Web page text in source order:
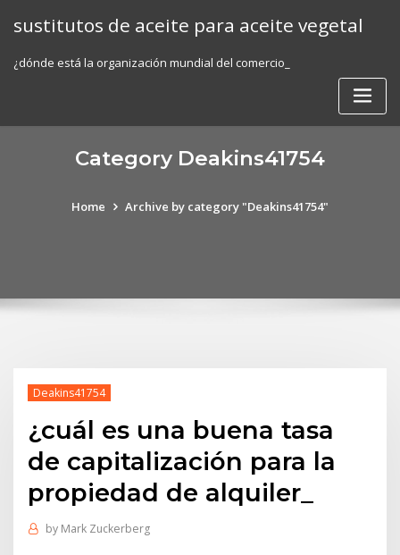
sustitutos de aceite para aceite vegetal
¿dónde está la organización mundial del comercio_
Category Deakins41754
Home Archive by category "Deakins41754"
Deakins41754
¿cuál es una buena tasa
de capitalización para la
propiedad de alquiler_
by Mark Zuckerberg